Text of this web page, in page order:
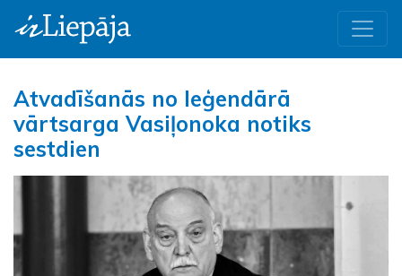
Atvadīšanās no leģendārā
vārtsarga Vasiļonoka notiks
sestdien